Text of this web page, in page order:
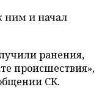
ним и начал
ранения,
происшествия»,
СК.